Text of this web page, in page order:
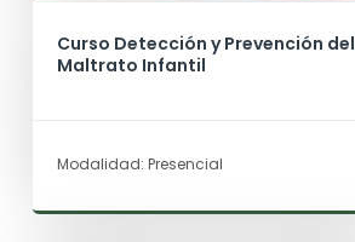
Curso Detección y Prevención del
Maltrato Infantil
Modalidad: Presencial